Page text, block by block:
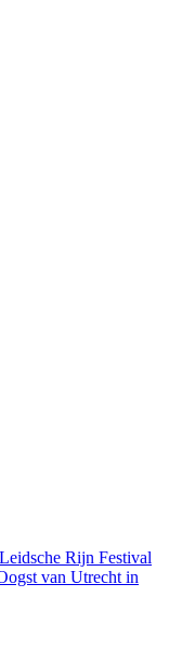
Leidsche Rijn Festival
van Utrecht in